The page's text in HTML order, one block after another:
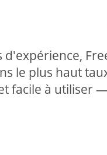
d'expérience,
le plus haut
facile à utiliser